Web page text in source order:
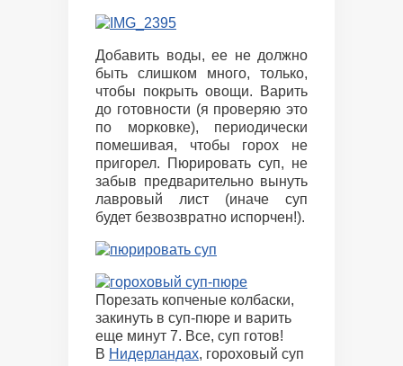
Добавить воды, ее не должно
быть слишком много, только,
чтобы покрыть овощи. Варить
до готовности (я проверяю это
по морковке), периодически
помешивая, чтобы горох не
пригорел. Пюрировать суп, не
забыв предварительно вынуть
лавровый лист (иначе суп
будет безвозвратно испорчен!).
Порезать копченые колбаски,
закинуть в суп-пюре и варить
еще минут 7. Все, суп готов!
В Нидерландах, гороховый суп